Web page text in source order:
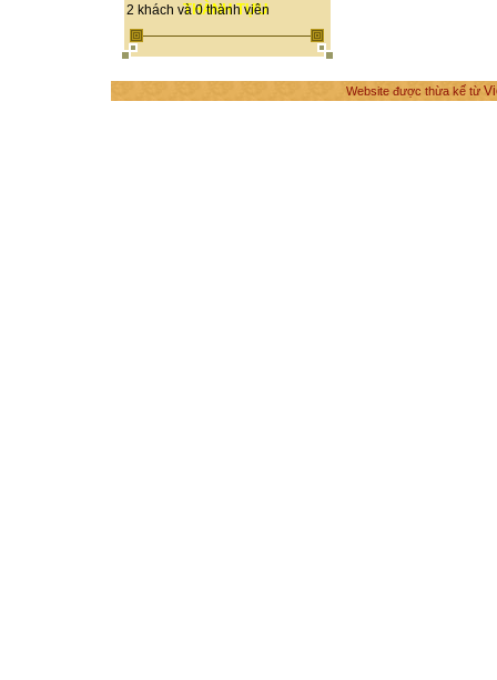
THÀNH TỰU
2 khách và 0 thành viên
Website được thừa kế từ